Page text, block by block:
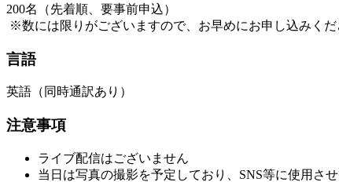
200名（先着順、要事前申込）
※数には限りがございますので、お早めにお申し込みくだ
言語
英語（同時通訳あり）
注意事項
ライブ配信はございません
当日は写真の撮影を予定しており、SNS等に使用さ